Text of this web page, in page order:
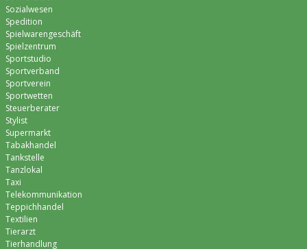
Sozialwesen
Spedition
Spielwarengeschäft
Spielzentrum
Sportstudio
Sportverband
Sportverein
Sportwetten
Steuerberater
Stylist
Supermarkt
Tabakhandel
Tankstelle
Tanzlokal
Taxi
Telekommunikation
Teppichhandel
Textilien
Tierarzt
Tierhandlung